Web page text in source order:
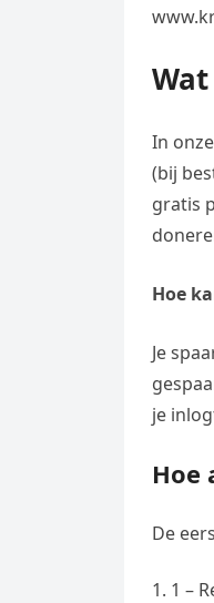
In
(bij
gratis
Hoe
Je
je
Hoe
De
1 –